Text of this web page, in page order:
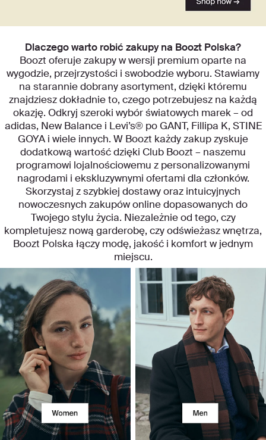
Dlaczego warto robić zakupy na Boozt Polska?
Boozt oferuje zakupy w wersji premium oparte na
wygodzie, przejrzystości i swobodzie wyboru. Stawiamy
na starannie dobrany asortyment, dzięki któremu
znajdziesz dokładnie to, czego potrzebujesz na każdą
okazję. Odkryj szeroki wybór światowych marek – od
adidas, New Balance i Levi’s® po GANT, Fillipa K, STINE
GOYA i wiele innych. W Boozt każdy zakup zyskuje
dodatkową wartość dzięki Club Boozt – naszemu
programowi lojalnościowemu z personalizowanymi
nagrodami i ekskluzywnymi ofertami dla członków.
Skorzystaj z szybkiej dostawy oraz intuicyjnych
nowoczesnych zakupów online dopasowanych do
Twojego stylu życia. Niezależnie od tego, czy
kompletujesz nową garderobę, czy odświeżasz wnętrza,
Boozt Polska łączy modę, jakość i komfort w jednym
miejscu.